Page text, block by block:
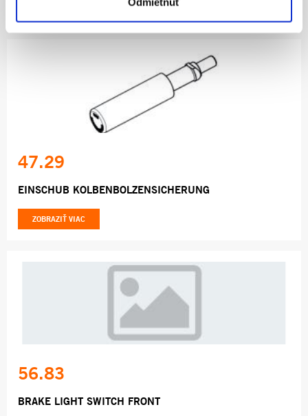
47.29
EINSCHUB KOLBENBOLZENSICHERUNG
ZOBRAZIŤ VIAC
56.83
BRAKE LIGHT SWITCH FRONT